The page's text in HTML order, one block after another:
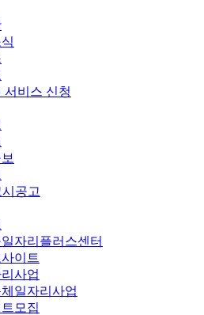
서비스 신청
공고
자리플러스센터
이트
사업
일자리사업
모집